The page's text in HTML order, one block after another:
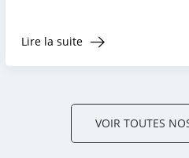
Lire la suite
VOIR TOUTES